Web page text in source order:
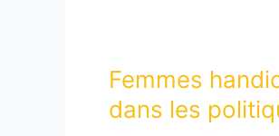
Femmes
dans les
au
Togo